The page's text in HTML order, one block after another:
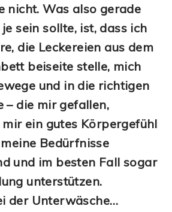
nicht. Was also gerade
sein sollte, ist, dass ich
die Leckereien aus dem
beiseite stelle, mich
und in die richtigen
– die mir gefallen,
ein gutes Körpergefühl
Bedürfnisse
und im besten Fall sogar
unterstützen.
der Unterwäsche…